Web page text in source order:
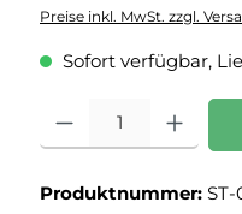
Preise inkl. MwSt. zzgl.
Sofort verfügbar,
Produkt Anzahl: Gib den
Produktnummer: ST-